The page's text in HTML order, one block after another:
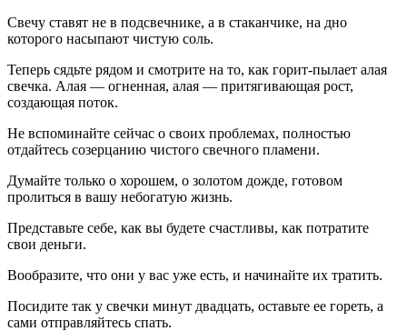
Свечу ставят не в подсвечнике, а в стаканчике, на дно
которого насыпают чистую соль.
Теперь сядьте рядом и смотрите на то, как горит-пылает алая
свечка. Алая — огненная, алая — притягивающая рост,
создающая поток.
Не вспоминайте сейчас о своих проблемах, полностью
отдайтесь созерцанию чистого свечного пламени.
Думайте только о хорошем, о золотом дожде, готовом
пролиться в вашу небогатую жизнь.
Представьте себе, как вы будете счастливы, как потратите
свои деньги.
Вообразите, что они у вас уже есть, и начинайте их тратить.
Посидите так у свечки минут двадцать, оставьте ее гореть, а
сами отправляйтесь спать.